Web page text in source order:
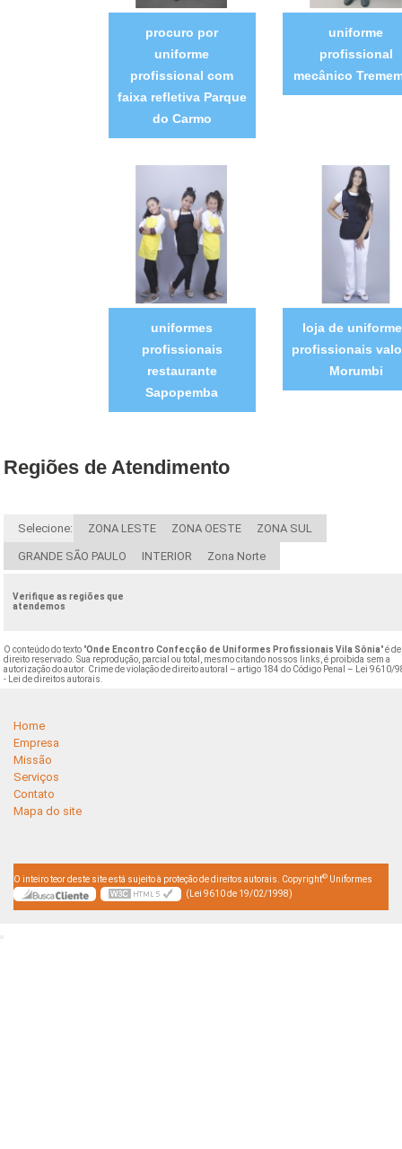
procuro por
uniforme
profissional com
faixa refletiva Parque
do Carmo
uniforme
profissional
mecânico
uniformes
profissionais
restaurante
Sapopemba
loja de
profissionais
Morumbi
Regiões de Atendimento
Selecione: ZONA LESTE ZONA OESTE ZONA SUL
GRANDE SÃO PAULO INTERIOR Zona Norte
Verifique as regiões que
atendemos
O conteúdo do texto "Onde Encontro Confecção de Uniformes Profissionais Vila Sônia" é de
direito reservado. Sua reprodução, parcial ou total, mesmo citando nossos links, é proibida sem a
autorização do autor. Crime de violação de direito autoral – artigo 184 do Código Penal –
Lei 9610/
- Lei de direitos autorais
Home
Empresa
Missão
Serviços
Contato
Mapa do site
O inteiro teor deste site está sujeito à proteção de direitos autorais. Copyright© Uniformes
(Lei 9610 de 19/02/1998)